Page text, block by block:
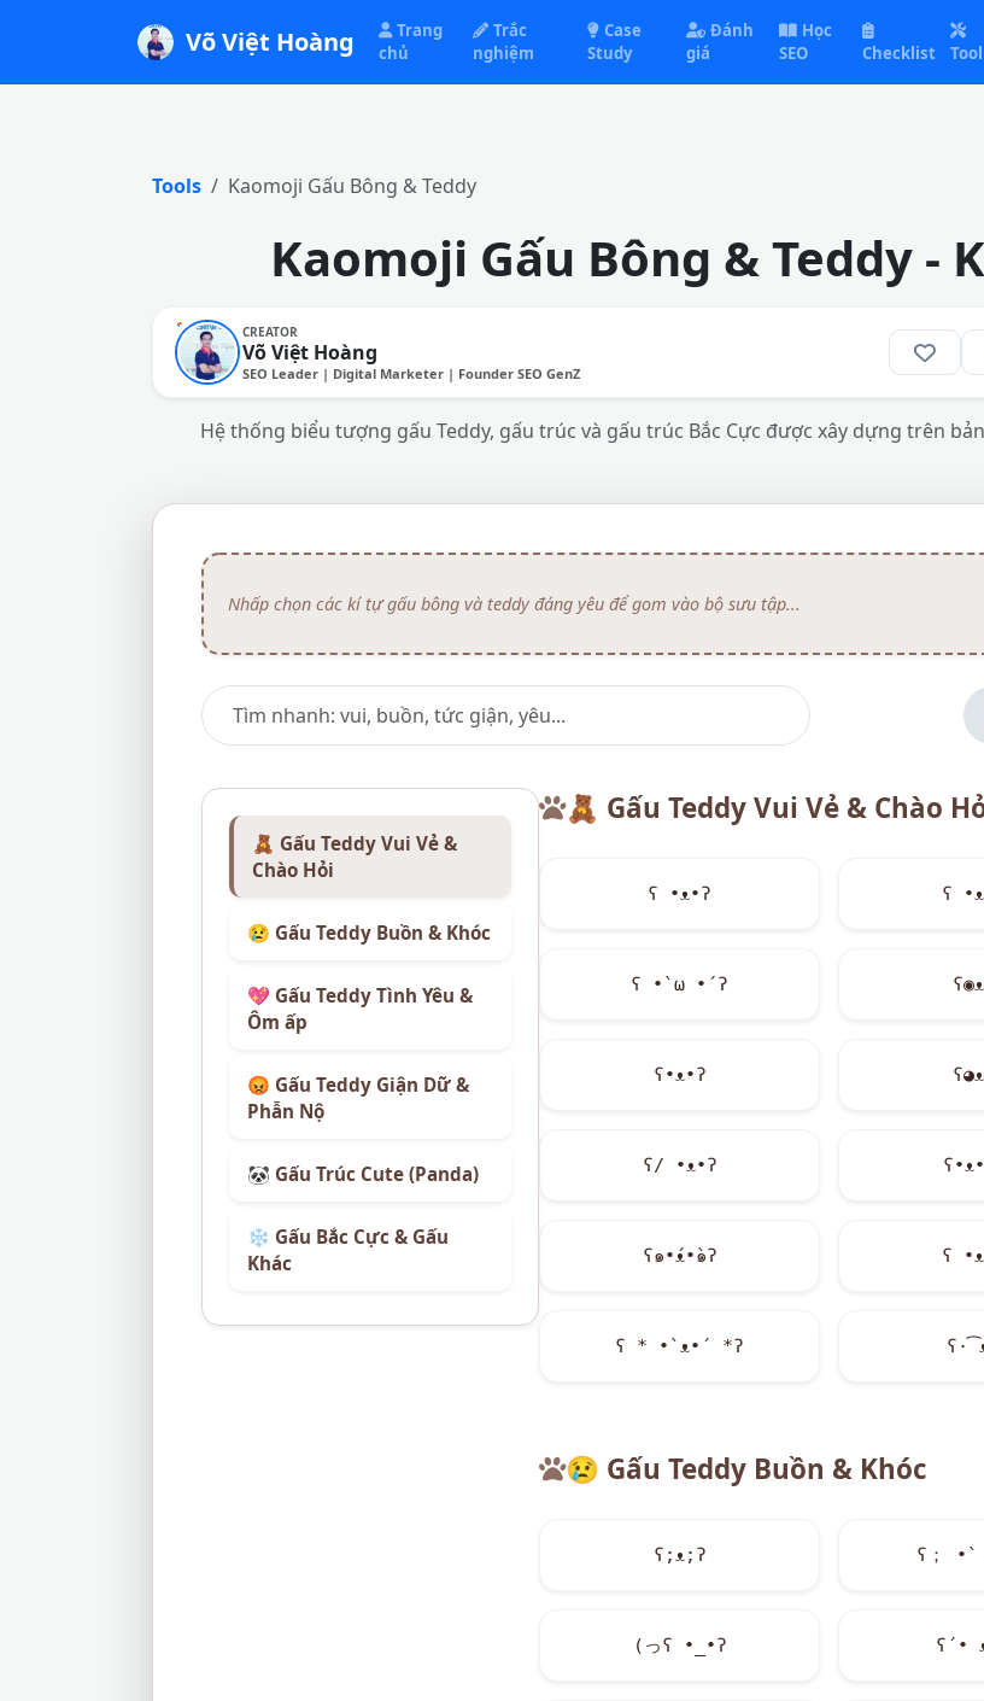
Võ Việt Hoàng
Trang
chủ
Trắc
nghiệm
Case
Study
Đánh
giá
Học
SEO
Checklist Tool
Tools Kaomoji Gấu Bông & Teddy
Kaomoji Gấu Bông & Teddy -
CREATOR
Võ Việt Hoàng
SEO Leader | Digital Marketer | Founder SEO GenZ
Hệ thống biểu tượng gấu Teddy, gấu trúc và gấu trúc Bắc Cực được xây dựng trên
🧸 Gấu Teddy Vui Vẻ &
Chào Hỏi
😢 Gấu Teddy Buồn & Khóc
💖 Gấu Teddy Tình Yêu &
Ôm ấp
😡 Gấu Teddy Giận Dữ &
Phẫn Nộ
🐼 Gấu Trúc Cute (Panda)
❄️ Gấu Bắc Cực & Gấu
Khác
🧸 Gấu Teddy Vui Vẻ & Chào
ʕ •ᴥ•ʔ ʕ
ʕ •̀ ω •́ ʔ
ʕ•ᴥ•ʔ
ʕ/ •ᴥ•ʔ
ʕ๑•́ᴥ•̀๑ʔ ʕ
ʕ * •`ᴥ•´ *ʔ
😢 Gấu Teddy Buồn & Khóc
ʕ;ᴥ;ʔ ʕ； •`
(っʕ •_•ʔ ʕ´•